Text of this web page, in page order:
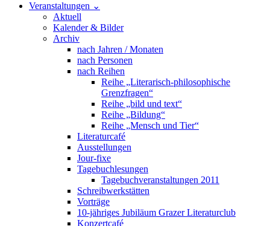
Veranstaltungen ⌄
Aktuell
Kalender & Bilder
Archiv
nach Jahren / Monaten
nach Personen
nach Reihen
Reihe „Literarisch-philosophische
Grenzfragen“
Reihe „bild und text“
Reihe „Bildung“
Reihe „Mensch und Tier“
Literaturcafé
Ausstellungen
Jour-fixe
Tagebuchlesungen
Tagebuchveranstaltungen 2011
Schreibwerkstätten
Vorträge
10-jähriges Jubiläum Grazer Literaturclub
Konzertcafé